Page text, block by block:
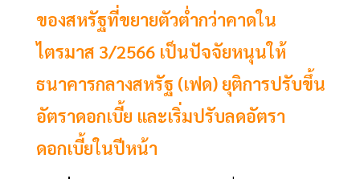
ของสหรัฐที่ขยายตัวต่ำกว่าคาดใน
ไตรมาส 3/2566 เป็นปัจจัยหนุนให้
ธนาคารกลางสหรัฐ (เฟด) ยุติการปรับขึ้น
อัตราดอกเบี้ย และเริ่มปรับลดอัตรา
ดอกเบี้ยในปีหน้า